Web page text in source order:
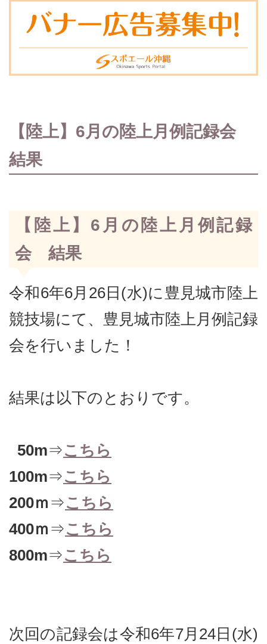
【陸上】6月の陸上月例記録会
結果
【陸上】6月の陸上月例記録
会 結果
令和6年6月26日(水)に豊見城市陸上
競技場にて、豊見城市陸上月例記録
会を行いました！
結果は以下のとおりです。
50m⇒こちら
100m⇒こちら
200ｍ ⇒こちら
400ｍ ⇒こちら
800m⇒こちら
次回の記録会は令和6年7月24日(水)